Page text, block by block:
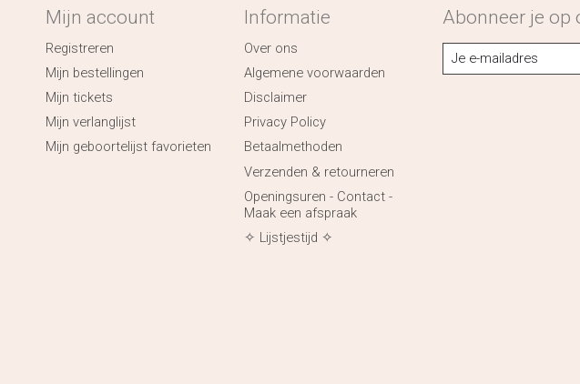
Mijn account
Registreren
Mijn bestellingen
Mijn tickets
Mijn verlanglijst
Mijn geboortelijst favorieten
Informatie
Over ons
Algemene voorwaarden
Disclaimer
Privacy Policy
Betaalmethoden
Verzenden & retourneren
Openingsuren - Contact -
Maak een afspraak
✧ Lijstjestijd ✧
Abonneer je op